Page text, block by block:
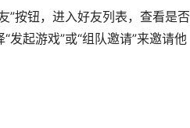
”按钮，进入好友列表，查看是否
起游戏”或“组队邀请”来邀请他